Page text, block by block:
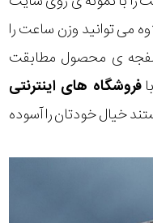
می توانید وزن ساعت را
ی محصول مطابقت
فروشگاه های اینترنتی
خیال خودتان را آسوده